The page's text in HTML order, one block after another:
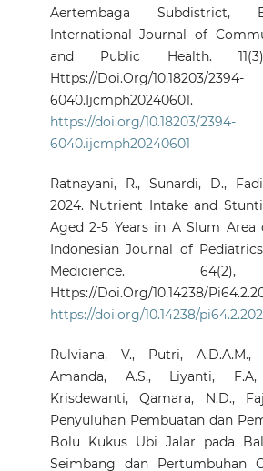
Aertembaga Subdistrict,
International Journal of
and Public Health. 11(3),
Https://Doi.Org/10.18203/2394-
https://doi.org/10.18203/2394-
6040.ijcmph20240601
Ratnayani, R., Sunardi, D.,
2024. Nutrient Intake and
Aged 2-5 Years in A Slum Area
Indonesian Journal of
Medicience. 64(2),
Https://Doi.Org/10.14238/
https://doi.org/10.14238/
Rulviana, V., Putri, A.D.A.M.,
Amanda, A.S., Liyanti,
Krisdewanti, Qamara, N.D.,
Penyuluhan Pembuatan dan
Bolu Kukus Ubi Jalar pada
Seimbang dan Pertumbuhan